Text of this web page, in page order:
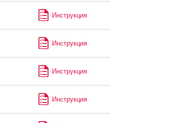
Инструкция
Инструкция
Инструкция
Инструкция